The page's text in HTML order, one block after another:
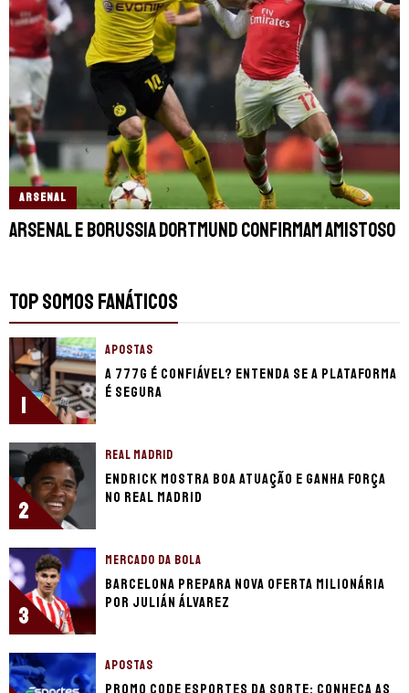
ARSENAL
Arsenal e Borussia Dortmund confirmam amistoso
TOP SOMOS FANÁTICOS
1
APOSTAS
A 777g é confiável? Entenda se a plataforma
é segura
2
REAL MADRID
Endrick mostra boa atuação e ganha força
no Real Madrid
3
MERCADO DA BOLA
Barcelona prepara nova oferta milionária
por Julián Álvarez
APOSTAS